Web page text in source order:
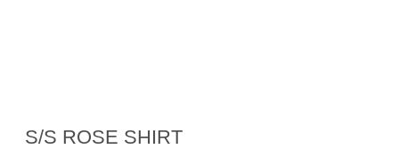
S/S ROSE SHIRT